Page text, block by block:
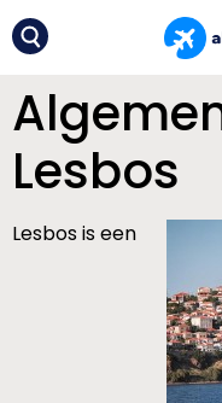
Lesbos
Lesbos is een